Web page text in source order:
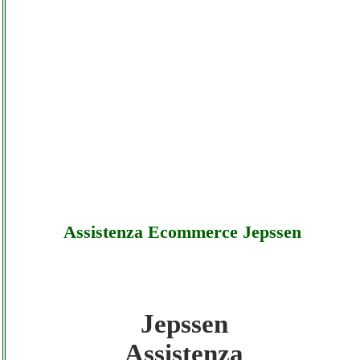
Assistenza Ecommerce Jepssen
Jepssen - Assistenza Ecommerce Jepssen
Jepssen
Assistenza